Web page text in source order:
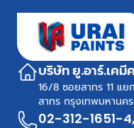
บริษัท ยู.อาร์.เคมี
16/8 ซอยสาทร 11 แย
สาทร กรุงเทพมหานค
02-312-1651-4,